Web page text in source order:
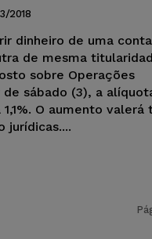
2018
dinheiro de uma conta
de mesma
sobre Operações
de sábado (3), a
O aumento valerá
jurídicas....